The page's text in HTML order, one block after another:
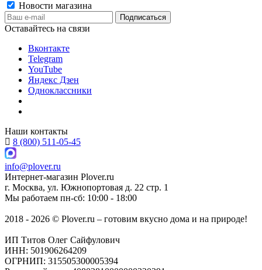
Новости магазина
Оставайтесь на связи
Вконтакте
Telegram
YouTube
Яндекс Дзен
Одноклассники
Наши контакты
8 (800) 511-05-45
info@plover.ru
Интернет-магазин Plover.ru
г. Москва, ул. Южнопортовая д. 22 стр. 1
Мы работаем пн-сб: 10:00 - 18:00
2018 - 2026 © Plover.ru – готовим вкусно дома и на природе!
ИП Титов Олег Сайфулович
ИНН: 501906264209
ОГРНИП: 315505300005394